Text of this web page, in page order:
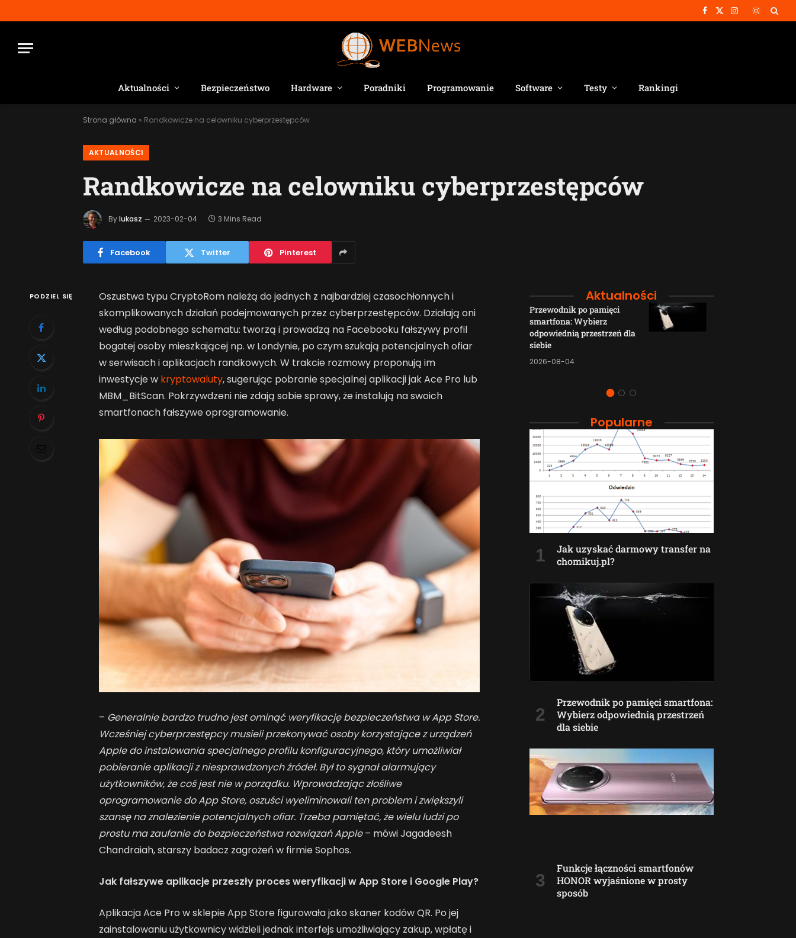
Facebook
X
Instagram
Aktualności Bezpieczeństwo Hardware Poradniki Programowanie Software Testy Rankingi
Strona główna » Randkowicze na celowniku cyberprzestępców
AKTUALNOŚCI
Randkowicze na celowniku cyberprzestępców
By lukasz 2023-02-04 3 Mins Read
Facebook Twitter Pinterest
PODZIEL SIĘ
Oszustwa typu CryptoRom należą do jednych z najbardziej czasochłonnych i
skomplikowanych działań podejmowanych przez cyberprzestępców. Działają oni
według podobnego schematu: tworzą i prowadzą na Facebooku fałszywy profil
bogatej osoby mieszkającej np. w Londynie, po czym szukają potencjalnych ofiar
w serwisach i aplikacjach randkowych. W trakcie rozmowy proponują im
inwestycje w kryptowaluty, sugerując pobranie specjalnej aplikacji jak Ace Pro lub
MBM_BitScan. Pokrzywdzeni nie zdają sobie sprawy, że instalują na swoich
smartfonach fałszywe oprogramowanie.
– Generalnie bardzo trudno jest ominąć weryfikację bezpieczeństwa w App Store.
Wcześniej cyberprzestępcy musieli przekonywać osoby korzystające z urządzeń
Apple do instalowania specjalnego profilu konfiguracyjnego, który umożliwiał
pobieranie aplikacji z niesprawdzonych źródeł. Był to sygnał alarmujący
użytkowników, że coś jest nie w porządku. Wprowadzając złośliwe
oprogramowanie do App Store, oszuści wyeliminowali ten problem i zwiększyli
szansę na znalezienie potencjalnych ofiar. Trzeba pamiętać, że wielu ludzi po
prostu ma zaufanie do bezpieczeństwa rozwiązań Apple– mówi Jagadeesh
Chandraiah, starszy badacz zagrożeń w firmie Sophos.
Jak fałszywe aplikacje przeszły proces weryfikacji w App Store i Google Play?
Aplikacja Ace Pro w sklepie App Store figurowała jako skaner kodów QR. Po jej
zainstalowaniu użytkownicy widzieli jednak interfejs umożliwiający zakup, wpłatę i
Aktualności
Jak AI zmienia e-
commerce?
2026-04-27
Przewodnik po pamięci
smartfona: Wybierz
odpowiednią przestrzeń dla
siebie
2026-08-04
Popularne
Jak uzyskać darmowy transfer na
chomikuj.pl?
Przewodnik po pamięci smartfona:
Wybierz odpowiednią przestrzeń
dla siebie
Funkcje łączności smartfonów
HONOR wyjaśnione w prosty
sposób